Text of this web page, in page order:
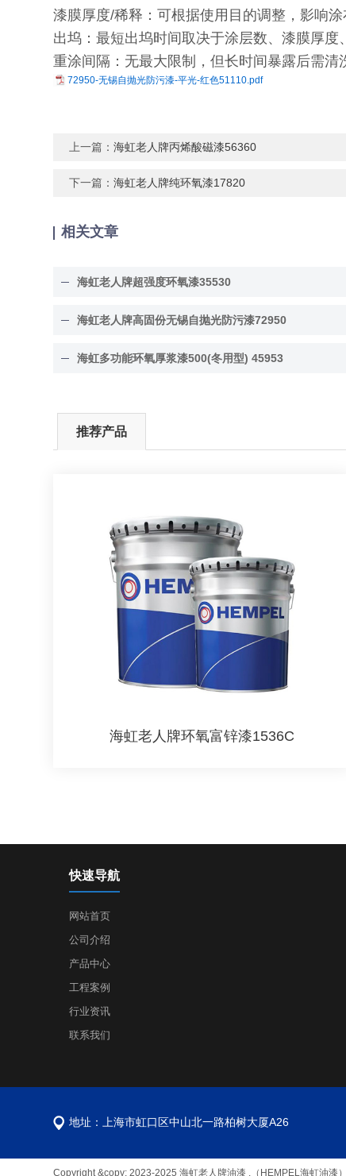
漆膜厚度/稀释：可根据使用目的调整，影响涂
出坞：最短出坞时间取决于涂层数、漆膜厚度
重涂间隔：无最大限制，但长时间暴露后需清
72950-无锡自抛光防污漆-平光-红色51110.pdf
上一篇：海虹老人牌丙烯酸磁漆56360
下一篇：海虹老人牌纯环氧漆17820
相关文章
海虹老人牌超强度环氧漆35530
海虹老人牌高固份无锡自抛光防污漆72950
海虹多功能环氧厚浆漆500(冬用型) 45953
推荐产品
海虹老人牌环氧富锌漆1536C
快速导航
网站首页
公司介绍
产品中心
工程案例
行业资讯
联系我们
地址：上海市虹口区中山北一路柏树大厦A26
Copyright &copy; 2023-2025 海虹老人牌油漆 .（HEMPEL海虹油漆